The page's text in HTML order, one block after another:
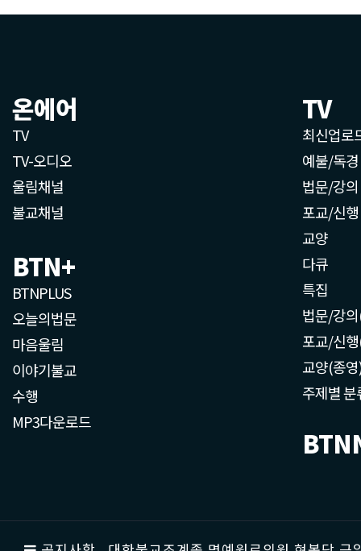
온에어
TV
TV-오디오
울림채널
불교채널
BTN+
BTNPLUS
오늘의법문
마음울림
이야기불교
수행
MP3다운로드
TV
최신업로
예불/독경
법문/강의
포교/신행
교양
다큐
특집
법문/강
포교/신
교양(종
주제별 분